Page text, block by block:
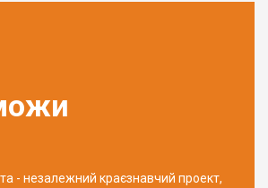
- незалежний краєзнавчий проект,